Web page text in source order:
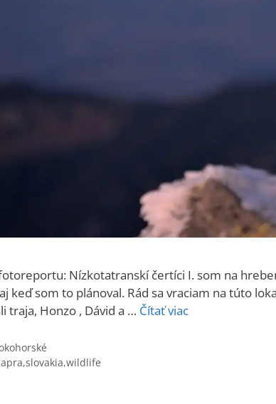
Nízkotatranskí čertíci I. som na
keď som to plánoval. Rád sa vraciam na túto
traja, Honzo , Dávid a … Čítať viac
,slovakia,wildlife